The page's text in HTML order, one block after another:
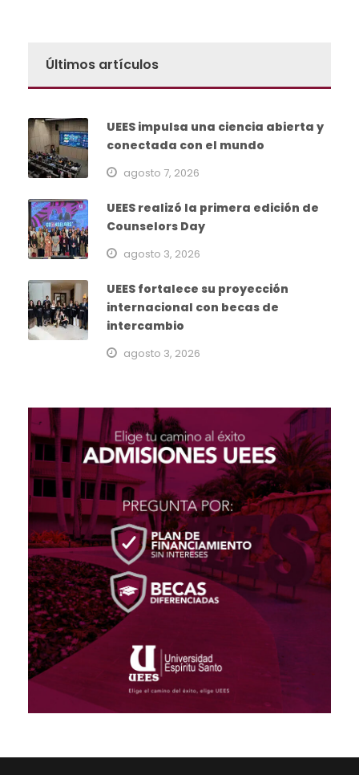
Últimos artículos
UEES impulsa una ciencia abierta y
conectada con el mundo
agosto 7, 2026
UEES realizó la primera edición de
Counselors Day
agosto 3, 2026
UEES fortalece su proyección
internacional con becas de
intercambio
agosto 3, 2026